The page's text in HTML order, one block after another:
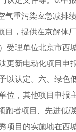
气重污染应急减排
目，提供在京解体
受理单位北京市
更新电动化项目
以认定。六、绿
位，其他项目申
跑者项目、先进低
项目的实施地在